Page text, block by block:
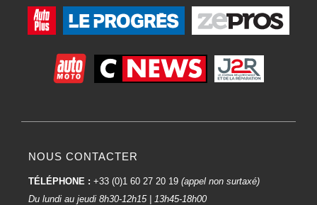
NOUS CONTACTER
TÉLÉPHONE : +33 (0)1 60 27 20 19 (appel non surtaxé)
Du lundi au jeudi 8h30-12h15 | 13h45-18h00